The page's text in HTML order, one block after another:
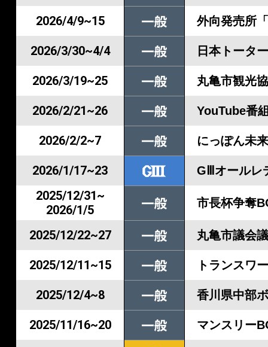
2026/4/9~15 外向発売所
2026/3/30~4/4 日本トータ
2026/3/19~25 丸亀市観光
2026/2/21~26 YouTube番
2026/2/2~7 にっぽん未
2026/1/17~23 GⅢオールレ
2025/12/31~
2026/1/5
市長杯争奪
2025/12/22~27 丸亀市議会
2025/12/11~15 トランスワ
2025/12/4~8 香川県中部
2025/11/16~20 マンスリー